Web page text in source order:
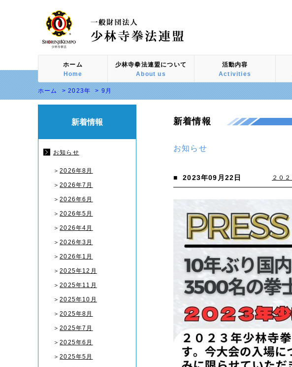
ホーム
Home
少林寺拳法連盟について
About us
活動内容
Activities
ホーム >2023年 > 9月
新着情報
お知らせ
＞2026年8月
＞2026年7月
＞2026年6月
＞2026年5月
＞2026年4月
＞2026年3月
＞2026年1月
＞2025年12月
＞2025年11月
＞2025年10月
＞2025年8月
＞2025年7月
＞2025年6月
＞2025年5月
新着情報
お知らせ
■ 2023年09月22日 ２０